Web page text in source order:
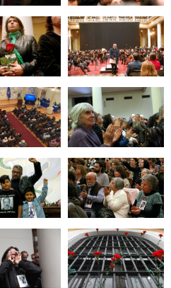
Zoom
Zoom
Zoom
Zoom